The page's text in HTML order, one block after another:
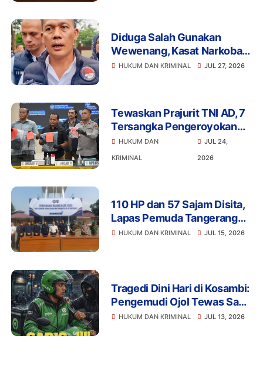
Diduga Salah Gunakan
Wewenang, Kasat Narkoba
Polres Tangsel dan 6
HUKUM DAN KRIMINAL JUL 27, 2026
Tewaskan Prajurit TNI AD, 7
Tersangka Pengeroyokan
Terancam Penjara Seumur
Hidup
HUKUM DAN
KRIMINAL
JUL 24,
2026
110 HP dan 57 Sajam Disita,
Lapas Pemuda Tangerang
Perketat Pengawasan
HUKUM DAN KRIMINAL JUL 15, 2026
Tragedi Dini Hari di Kosambi:
Pengemudi Ojol Tewas Saat
Istirahat, Motor dan HP Raib
HUKUM DAN KRIMINAL JUL 13, 2026